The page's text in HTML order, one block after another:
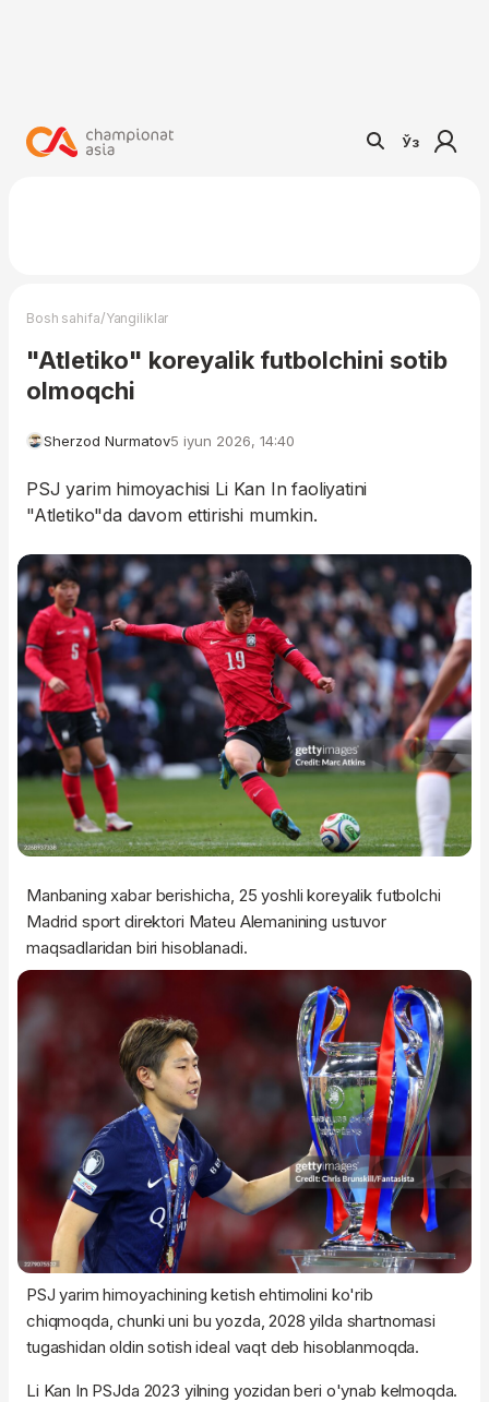
Ўз
Bosh sahifa/Yangiliklar
"Atletiko" koreyalik futbolchini sotib
olmoqchi
Sherzod Nurmatov5 iyun 2026, 14:40
PSJ yarim himoyachisi Li Kan In faoliyatini
"Atletiko"da davom ettirishi mumkin.
Manbaning xabar berishicha, 25 yoshli koreyalik futbolchi
Madrid sport direktori Mateu Alemanining ustuvor
maqsadlaridan biri hisoblanadi.
PSJ yarim himoyachining ketish ehtimolini ko'rib
chiqmoqda, chunki uni bu yozda, 2028 yilda shartnomasi
tugashidan oldin sotish ideal vaqt deb hisoblanmoqda.
Li Kan In PSJda 2023 yilning yozidan beri o'ynab kelmoqda.